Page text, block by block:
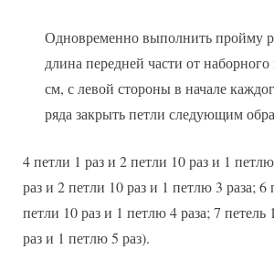
Одновременно выполнить пройму
длина передней части от наборного
см, с левой стороны в начале
ряда закрыть петли следующим
4 петли 1 раз и 2 петли 10 раз и 1 петлю
раз и 2 петли 10 раз и 1 петлю 3 раза; 6
петли 10 раз и 1 петлю 4 раза; 7 петель
раз и 1 петлю 5 раз).